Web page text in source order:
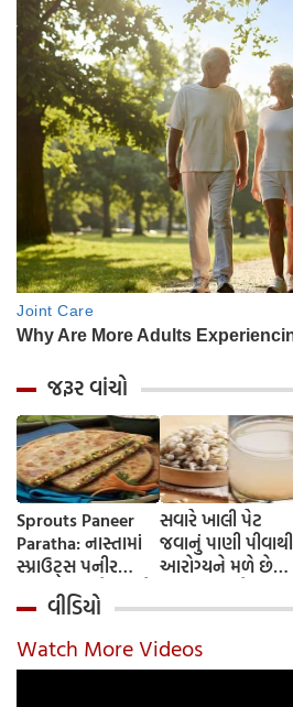
જરૂર વાંચો
Sprouts Paneer
Paratha: નાસ્તામાં
સ્પ્રાઉટ્સ પનીર
પરાઠા બનાવો, તમને
પ્રોટીનનો ડબલ ડોઝ
મળશે
સવારે ખાલી પેટ
જવાનું પાણી પીવાથી
આરોગ્યને મળે છે
જાણીએ તેના ફાયદા
અને ઉપયોગ કરવાની
યોગ્ય રીત
વીડિયો
Watch More Videos